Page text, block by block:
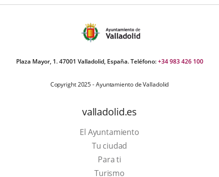
Plaza Mayor, 1. 47001 Valladolid, España. Teléfono:+34 983 426 100
Copyright 2025 - Ayuntamiento de Valladolid
valladolid.es
El Ayuntamiento
Tu ciudad
Para ti
TurismoThis